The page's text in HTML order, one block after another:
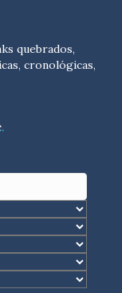
quebrados,
cronológicas,
.